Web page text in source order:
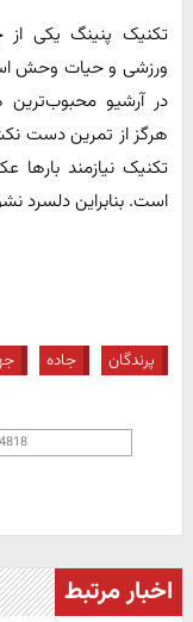
تکنیک پنینگ یکی
ورزشی و حیات وحش
در آرشیو محبوب‌ترین
هرگز از تمرین دست
تکنیک نیازمند
است. بنابراین دلسرد
پرندگان جاده
اخبار مرتبط